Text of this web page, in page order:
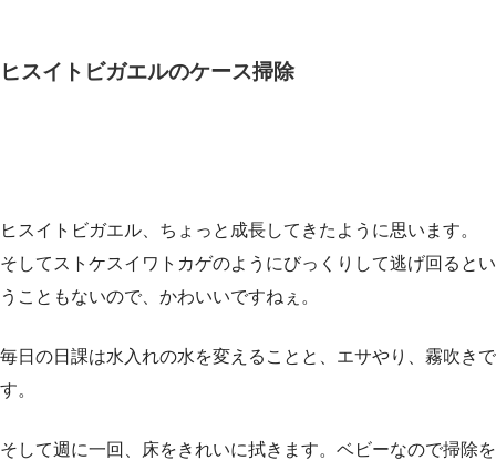
ヒスイトビガエルのケース掃除
ヒスイトビガエル、ちょっと成長してきたように思います。
そしてストケスイワトカゲのようにびっくりして逃げ回るとい
うこともないので、かわいいですねぇ。
毎日の日課は水入れの水を変えることと、エサやり、霧吹きで
す。
そして週に一回、床をきれいに拭きます。ベビーなので掃除を